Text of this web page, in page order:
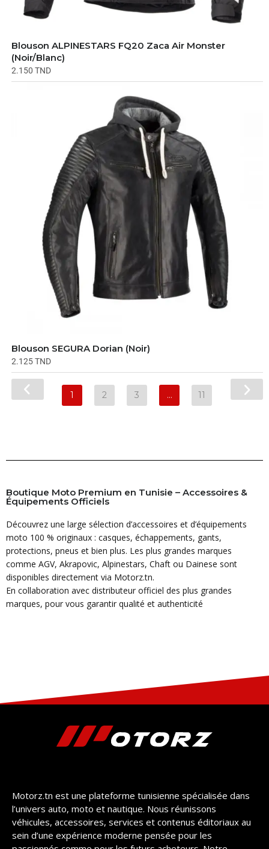
Blouson ALPINESTARS FQ20 Zaca Air Monster
(Noir/Blanc)
2.150 TND
Blouson SEGURA Dorian (Noir)
2.125TND
1 2 3 … 11
Boutique Moto Premium en Tunisie – Accessoires &
Équipements Officiels
Découvrez une large sélection d’accessoires et d’équipements
moto 100 % originaux : casques, échappements, gants,
protections, pneus et bien plus. Les plus grandes marques
comme AGV, Akrapovic, Alpinestars, Chaft ou Dainese sont
disponibles directement via Motorz.tn.
En collaboration avec distributeur officiel des plus grandes
marques, pour vous garantir qualité et authenticité
Motorz.tn est une plateforme tunisienne spécialisée dans
l’univers auto, moto et nautique. Nous réunissons
véhicules, accessoires, services et contenus éditoriaux au
sein d’une expérience moderne pensée pour les